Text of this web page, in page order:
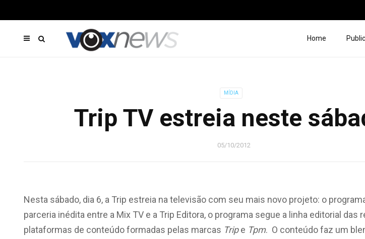
Home
MÍDIA
Trip TV estreia neste
05/10/2012
Nesta sábado, dia 6, a Trip estreia na televisão com seu mais novo projeto: o
parceria inédita entre a Mix TV e a Trip Editora, o programa segue a linha editorial das
plataformas de conteúdo formadas pelas marcas Tripe Tpm. O conteúdo faz um